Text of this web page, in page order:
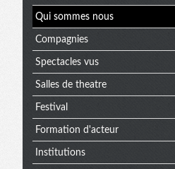
Qui sommes nous
Compagnies
Spectacles vus
Salles de theatre
Festival
Formation d'acteur
Institutions